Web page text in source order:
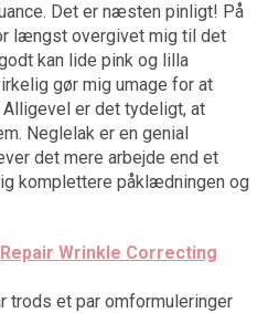
Det er næsten pinligt! På
længst overgivet mig til det
kan lide pink og lilla
gør mig umage for at
er det tydeligt, at
Neglelak er en genial
det mere arbejde end et
komplettere påklædningen og
Wrinkle Correcting
trods et par omformuleringer